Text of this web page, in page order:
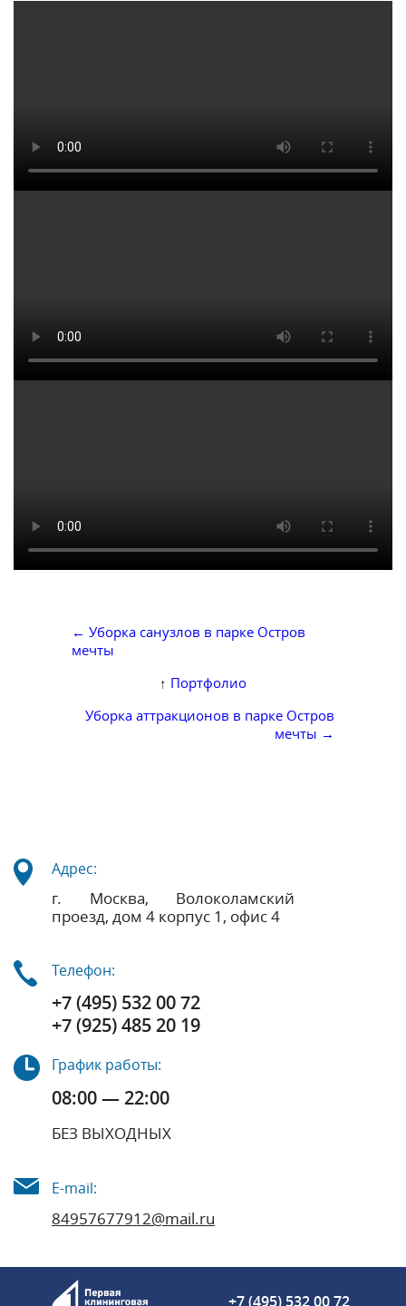
← Уборка санузлов в парке Остров
мечты
↑ Портфолио
Уборка аттракционов в парке Остров
мечты →
Адрес:
г. Москва, Волоколамский
проезд, дом 4 корпус 1, офис 4
Телефон:
+7 (495) 532 00 72
+7 (925) 485 20 19
График работы:
08:00 — 22:00
БЕЗ ВЫХОДНЫХ
E-mail:
84957677912@mail.ru
+7 (495) 532 00 72